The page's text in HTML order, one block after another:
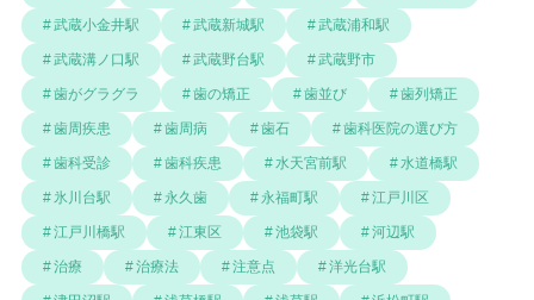
武蔵小金井駅 武蔵新城駅 武蔵浦和駅
武蔵溝ノ口駅 武蔵野台駅 武蔵野市
歯がグラグラ 歯の矯正 歯並び 歯列矯正
歯周疾患 歯周病 歯石 歯科医院の選び方
歯科受診 歯科疾患 水天宮前駅 水道橋駅
氷川台駅 永久歯 永福町駅 江戸川区
江戸川橋駅 江東区 池袋駅 河辺駅
治療 治療法 注意点 洋光台駅